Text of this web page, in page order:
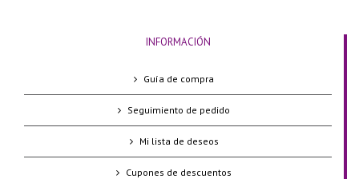
INFORMACIÓN
Guía de compra
Seguimiento de pedido
Mi lista de deseos
Cupones de descuentos